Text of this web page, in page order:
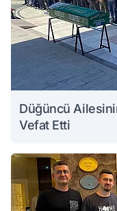
Düğüncü
Vefat Etti